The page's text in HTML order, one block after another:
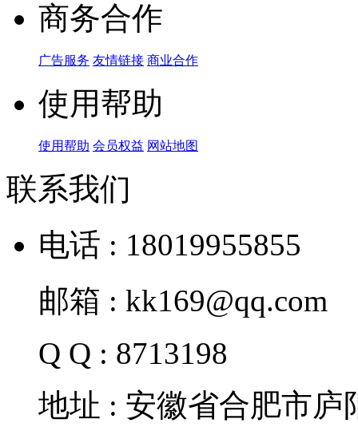
商务合作
广告服务 友情链接 商业合作
使用帮助
使用帮助 会员权益 网站地图
联系我们
电话 : 18019955855
邮箱 : kk169@qq.com
Q Q : 8713198
地址 : 安徽省合肥市